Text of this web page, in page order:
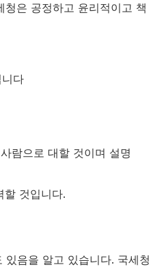
은 공정하고 윤리적이고 책
다
람으로 대할 것이며 설명
할 것입니다.
음을 알고 있습니다. 국세청